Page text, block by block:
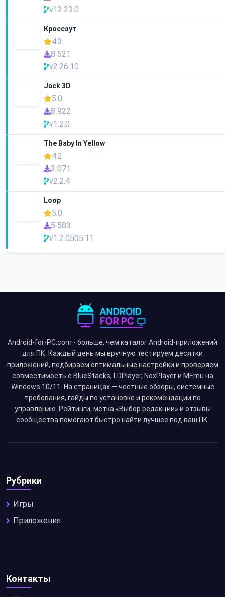
v12.23.0
Кроссаут
4.3
8 521
v2.26.10
Jack 3D
5.0
8 922
v1.2.0
The Baby In Yellow
4.2
3 071
v2.2.4
Loop
5.0
5 583
v1.2.0505.11
Android-for-PC.com - больше, чем каталог Android-приложений
для ПК. Каждый день мы вручную тестируем десятки
приложений, подбираем оптимальные настройки и проверяем
совместимость с BlueStacks, LDPlayer, NoxPlayer и MEmu на
Windows 10/11. На страницах — честные обзоры, системные
требования, гайды по установке и рекомендации по
управлению. Рейтинги, метка «Выбор редакции» и отзывы
сообщества помогают быстро найти лучшее под ваш ПК.
Рубрики
Игры
Приложения
Контакты